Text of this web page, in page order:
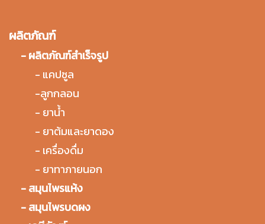
ผลิตภัณฑ์
-ผลิตภัณฑ์สำเร็จรูป
- แคปซูล
-ลูกกลอน
- ยาน้ำ
- ยาต้มและยาดอง
- เครื่องดื่ม
- ยาทาภายนอก
-สมุนไพรแห้ง
-สมุนไพรบดผง